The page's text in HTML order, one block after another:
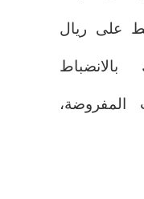
على ريال
المفروضة،